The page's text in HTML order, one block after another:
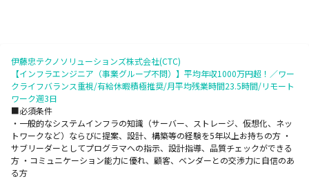
伊藤忠テクノソリューションズ株式会社(CTC)
【インフラエンジニア（事業グループ不問）】平均年収1000万円超！／ワー
クライフバランス重視/有給休暇積極推奨/月平均残業時間23.5時間/リモート
ワーク週3日
■必須条件
・一般的なシステムインフラの知識（サーバー、ストレージ、仮想化、ネッ
トワークなど）ならびに提案、設計、構築等の経験を5年以上お持ちの方 ・
サブリーダーとしてプログラマへの指示、設計指導、品質チェックができる
方 ・コミュニケーション能力に優れ、顧客、ベンダーとの交渉力に自信のあ
る方